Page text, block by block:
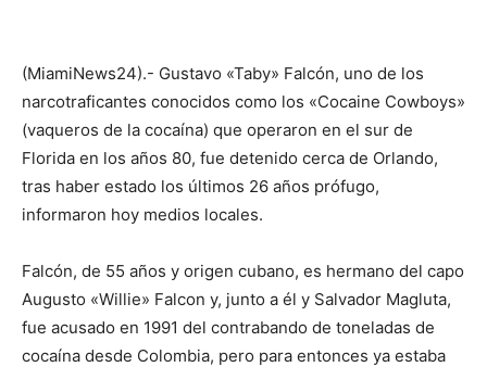
(MiamiNews24).- Gustavo «Taby» Falcón, uno de los
narcotraficantes conocidos como los «Cocaine Cowboys»
(vaqueros de la cocaína) que operaron en el sur de
Florida en los años 80, fue detenido cerca de Orlando,
tras haber estado los últimos 26 años prófugo,
informaron hoy medios locales.
Falcón, de 55 años y origen cubano, es hermano del capo
Augusto «Willie» Falcon y, junto a él y Salvador Magluta,
fue acusado en 1991 del contrabando de toneladas de
cocaína desde Colombia, pero para entonces ya estaba